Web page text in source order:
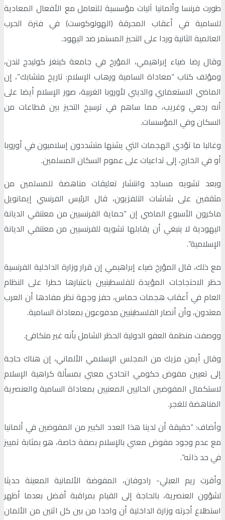
طورت فرنسا وألمانيا آليات مؤسسية للتعامل مع الأفعال المعادية
للسامية في أعقاب المحرقة (الهولوكوست) في فترة الحرب
العالمية الثانية وردا على التحيز المستمر ضد اليهود.
وقال رضا ضياء إبراهيمي، المؤرخ في جامعة كينغز كوليدج لندن،
ومؤلف كتاب “معاداة السامية ورهاب الإسلام: تاريخ متشابك”، إن
الماضي الاستعماري والديني لأوروبا الغربية، صور الإسلام أيضا على
أنه رجعي وغريب، مما ساهم في ترسيخ التحيز بين قطاعات من
السكان وفي المؤسسات.
وغالبا ما تؤدي الهجمات التي يشنها متشددون إسلاميون في أوروبا
أو في الخارج، إلى تداعيات على عموم السكان المسلمين.
وبعد تشويه مساجد وانتشار تعليقات مناهضة للمسلمين من
مثقفين على شاشات التلفزيون، قال الرئيس الفرنسي إيمانويل
ماكرون الأسبوع الماضي إن “حماية الفرنسيين من معتنقي الديانة
اليهودية لا ينبغي أن يقابلها تشويه للفرنسيين من معتنقي الديانة
الإسلامية”.
مع ذلك، قال المؤرخ ضياء إبراهيمي إن قرار وزارة الداخلية الفرنسية
حظر الاحتجاجات المؤيدة للفلسطينيين باعتبارها خطرا على النظام
العام في أعقاب هجمات حماس، حفز وجهة نظر مفادها أن العرب
معتدون، وأن أنصار الفلسطينيين مدفوعون بمعاداة السامية.
ووصفت منظمة العفو الدولية الحظر الشامل بأنه غير متكافئ.
وقال أيمن مزيك من المجلس الإسلامي الألماني، إن هناك حاجة
إلى تعيين مفوض حكومي اتحادي معني بمسألة كراهية الإسلام
لاستكمال المفوضين الحاليين المعنيين بمعاداة السامية والعنصرية
المناهضة للغجر.
وأضاف: “حقيقة أن لدينا هذا العدد الكبير من المفوضين في ألمانيا
مع عدم وجود مفوض معني بالإسلام بصفة خاصة، هو بمثابة تمييز
في حد ذاته”.
وأقرت ريم العبلي- رادوفان، المفوضة الألمانية المعينة حديثا
لشؤون العنصرية، بالحاجة إلى القيام بمراقبة أفضل بعدما أظهر
استطلاع أجرته وزارة الداخلية أن واحدا من بين كل اثنين من الألمان